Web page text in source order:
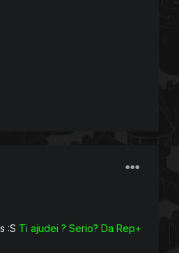
:S Ti ajudei ? Serio? Da Rep+